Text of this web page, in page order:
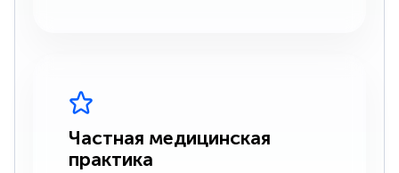
Частная медицинская
практика